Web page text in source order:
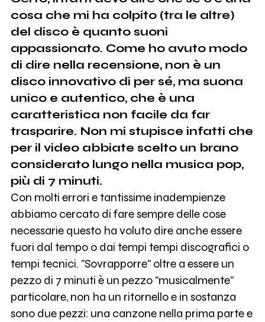
cosa che mi ha colpito (tra le altre)
del disco è quanto suoni
appassionato. Come ho avuto modo
di dire nella recensione, non è un
disco innovativo di per sé, ma suona
unico e autentico, che è una
caratteristica non facile da far
trasparire. Non mi stupisce infatti che
per il video abbiate scelto un brano
considerato lungo nella musica pop,
più di 7 minuti.
Con molti errori e tantissime inadempienze
abbiamo cercato di fare sempre delle cose
necessarie questo ha voluto dire anche essere
fuori dal tempo o dai tempi tempi discografici o
tempi tecnici. "Sovrapporre" oltre a essere un
pezzo di 7 minuti è un pezzo "musicalmente"
particolare, non ha un ritornello e in sostanza
sono due pezzi: una canzone nella prima parte e